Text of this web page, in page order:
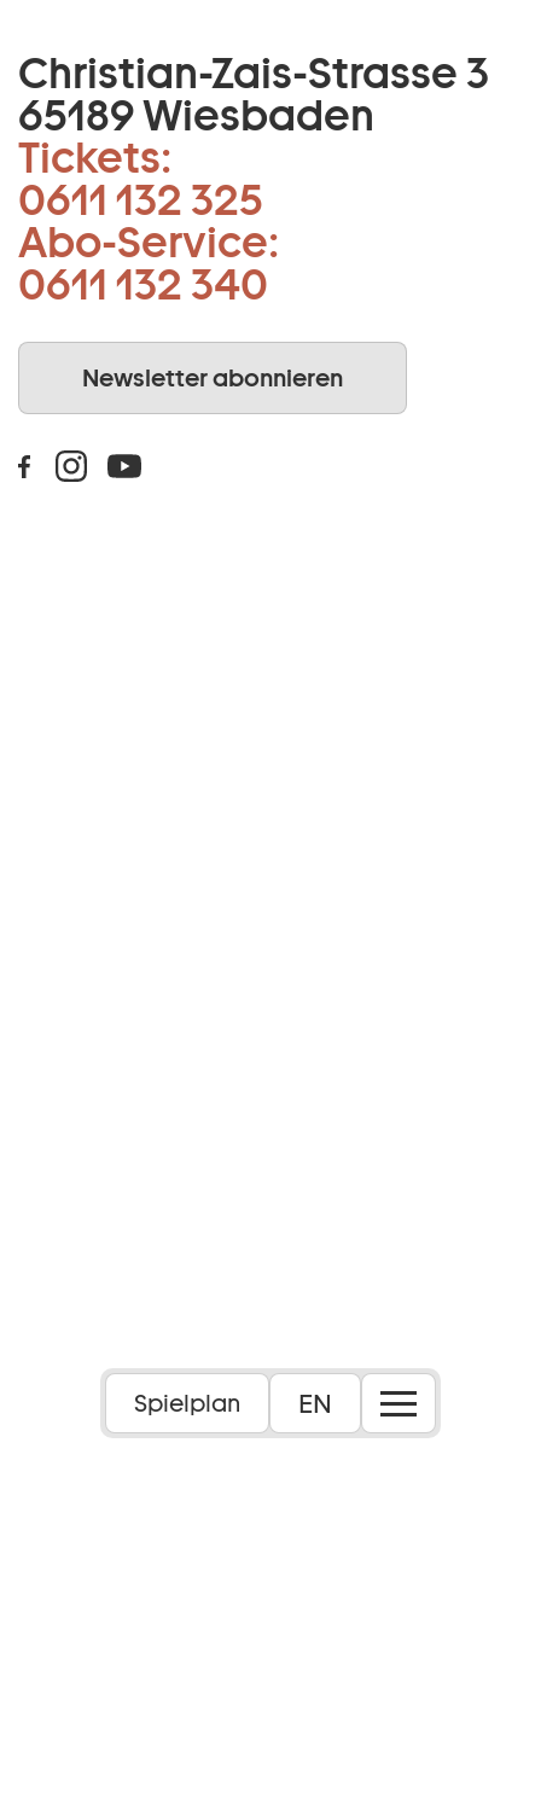
Spielplan EN
Christian-Zais-Strasse 3
65189 Wiesbaden
Tickets:
0611 132 325
Abo-Service:
0611 132 340
Newsletter abonnieren